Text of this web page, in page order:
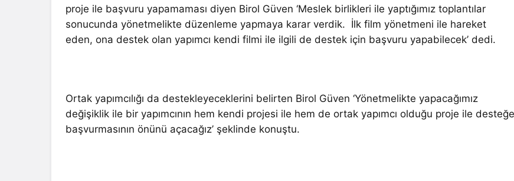
proje ile başvuru yapamaması diyen Birol Güven ‘Meslek birlikleri ile yaptığımız toplantılar
sonucunda yönetmelikte düzenleme yapmaya karar verdik. İlk film yönetmeni ile hareket
eden, ona destek olan yapımcı kendi filmi ile ilgili de destek için başvuru yapabilecek’ dedi.
Ortak yapımcılığı da destekleyeceklerini belirten Birol Güven ‘Yönetmelikte yapacağımız
değişiklik ile bir yapımcının hem kendi projesi ile hem de ortak yapımcı olduğu proje ile desteğe
başvurmasının önünü açacağız’ şeklinde konuştu.